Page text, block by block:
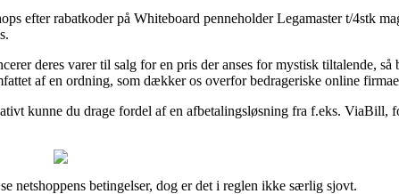
efter rabatkoder på Whiteboard penneholder Legamaster t/4stk
deres varer til salg for en pris der anses for mystisk tiltalende,
af en ordning, som dækker os overfor bedrageriske online
kunne du drage fordel af en afbetalingsløsning fra f.eks. ViaBill,
netshoppens betingelser, dog er det i reglen ikke særlig sjovt.